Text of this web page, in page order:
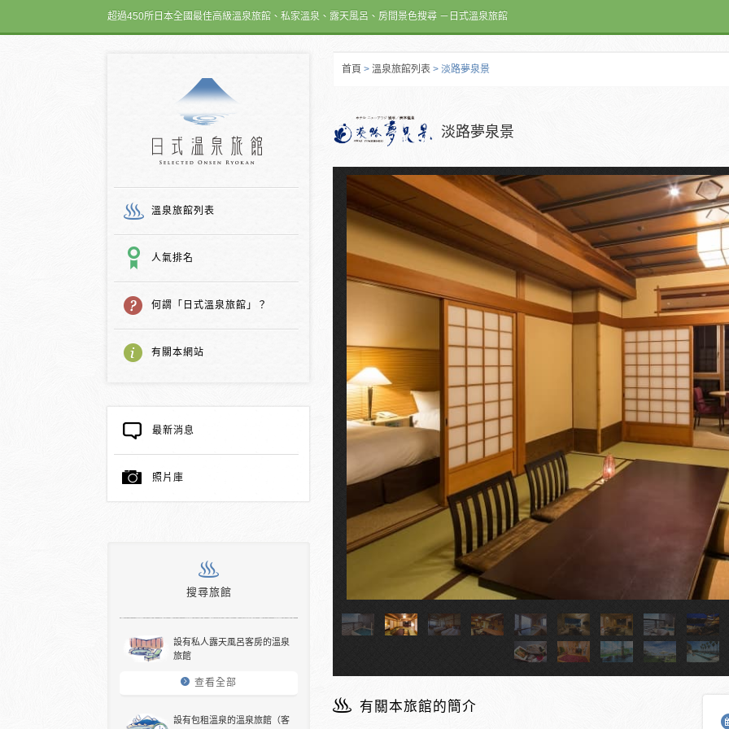
超過450所日本全國最佳高級溫泉旅館、私家溫泉、露天風呂、房間景色搜尋 －日式溫泉旅館
溫泉旅館列表
人氣排名
何謂「日式溫泉旅館」？
有關本網站
最新消息
照片庫
搜尋旅館
設有私人露天風呂客房的溫泉
旅館
查看全部
設有包租溫泉的溫泉旅館（客
首頁 > 溫泉旅館列表 > 淡路夢泉景
淡路夢泉景
有關本旅館的簡介